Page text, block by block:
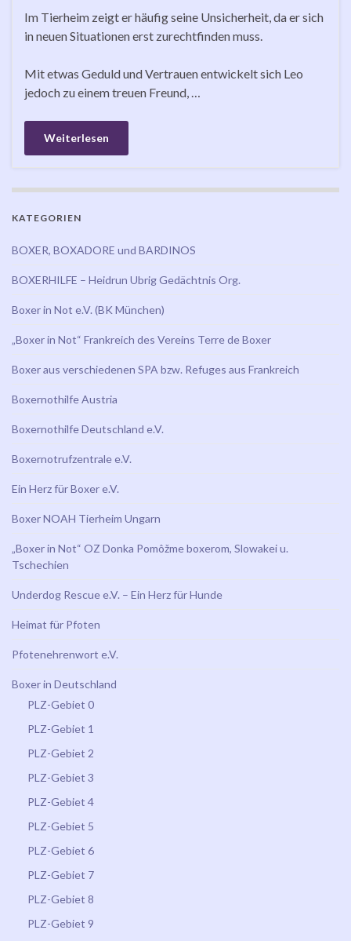
Im Tierheim zeigt er häufig seine Unsicherheit, da er sich
in neuen Situationen erst zurechtfinden muss.
Mit etwas Geduld und Vertrauen entwickelt sich Leo
jedoch zu einem treuen Freund, …
Weiterlesen
KATEGORIEN
BOXER, BOXADORE und BARDINOS
BOXERHILFE – Heidrun Ubrig Gedächtnis Org.
Boxer in Not e.V. (BK München)
„Boxer in Not“ Frankreich des Vereins Terre de Boxer
Boxer aus verschiedenen SPA bzw. Refuges aus Frankreich
Boxernothilfe Austria
Boxernothilfe Deutschland e.V.
Boxernotrufzentrale e.V.
Ein Herz für Boxer e.V.
Boxer NOAH Tierheim Ungarn
„Boxer in Not“ OZ Donka Pomôžme boxerom, Slowakei u.
Tschechien
Underdog Rescue e.V. – Ein Herz für Hunde
Heimat für Pfoten
Pfotenehrenwort e.V.
Boxer in Deutschland
PLZ-Gebiet 0
PLZ-Gebiet 1
PLZ-Gebiet 2
PLZ-Gebiet 3
PLZ-Gebiet 4
PLZ-Gebiet 5
PLZ-Gebiet 6
PLZ-Gebiet 7
PLZ-Gebiet 8
PLZ-Gebiet 9